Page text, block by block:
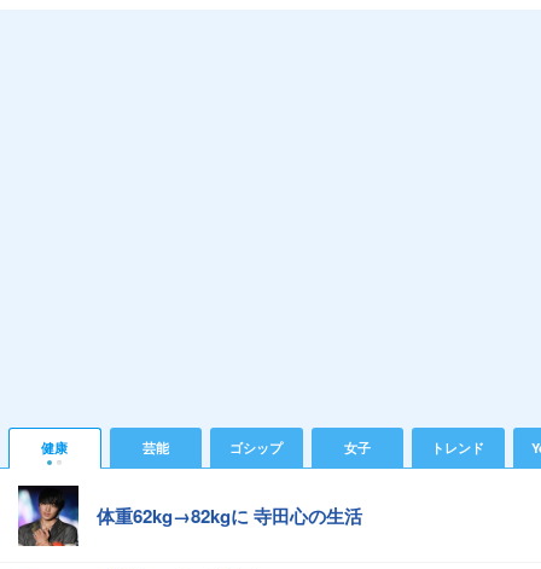
健康 芸能 ゴシップ 女子 トレンド
体重62kg→82kgに 寺田心の生活